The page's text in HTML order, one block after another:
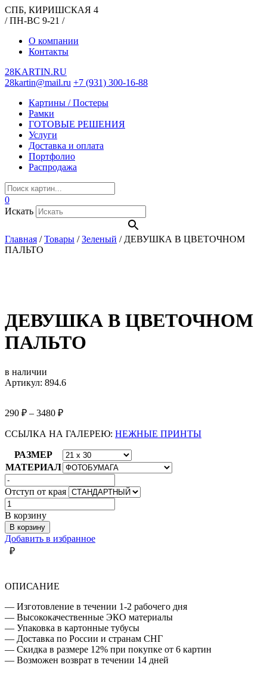
СПБ, КИРИШСКАЯ 4
/ ПН-ВС 9-21 /
О компании
Контакты
28KARTIN.RU
28kartin@mail.ru +7 (931) 300-16-88
Картины / Постеры
Рамки
ГОТОВЫЕ РЕШЕНИЯ
Услуги
Доставка и оплата
Портфолио
Распродажа
0
Искать
Главная /Товары /Зеленый / ДЕВУШКА В ЦВЕТОЧНОМ
ПАЛЬТО
ДЕВУШКА В ЦВЕТОЧНОМ
ПАЛЬТО
в наличии
Артикул: 894.6
290 ₽ – 3480 ₽
ССЫЛКА НА ГАЛЕРЕЮ: НЕЖНЫЕ ПРИНТЫ
РАЗМЕР
МАТЕРИАЛ
Отступ от края
Количество
товара
ДЕВУШКА
В
ЦВЕТОЧНОМ
ПАЛЬТО
В корзину
В корзину
Добавить в избранное
₽
ОПИСАНИЕ
— Изготовление в течении 1-2 рабочего дня
— Высококачественные ЭКО материалы
— Упаковка в картонные тубусы
— Доставка по России и странам СНГ
— Скидка в размере 12% при покупке от 6 картин
— Возможен возврат в течении 14 дней